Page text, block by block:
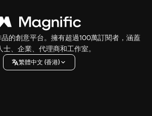
的創意平台。擁有超過100萬訂閱者，涵蓋
士、企業、代理商和工作室。
繁體中文 (香港)